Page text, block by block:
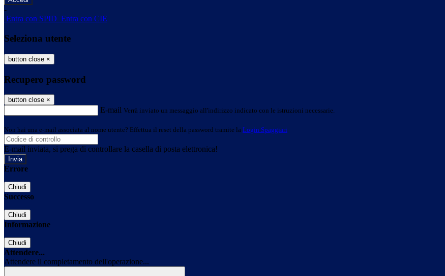
-
Entra con SPID Entra con CIE
Seleziona utente
button close ×
Recupero password
button close ×
E-mail Verrà inviato un messaggio all'indirizzo indicato con le istruzioni necessarie.
Non hai una e-mail associata al nome utente? Effettua il reset della password tramite la Login Spaggiari
E-mail inviata, si prega di controllare la casella di posta elettronica!
Errore
Chiudi
Successo
Chiudi
Informazione
Chiudi
Attendere...
Attendere il completamento dell'operazione...